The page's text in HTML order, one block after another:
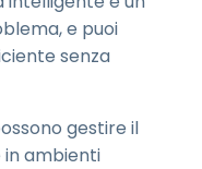
e puoi
senza
gestire il
ambienti